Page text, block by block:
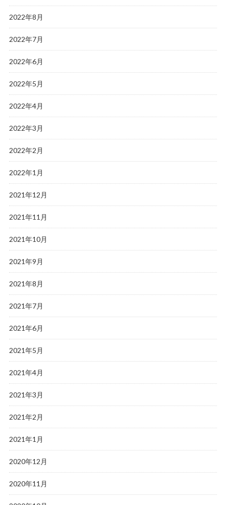
2022年8月
2022年7月
2022年6月
2022年5月
2022年4月
2022年3月
2022年2月
2022年1月
2021年12月
2021年11月
2021年10月
2021年9月
2021年8月
2021年7月
2021年6月
2021年5月
2021年4月
2021年3月
2021年2月
2021年1月
2020年12月
2020年11月